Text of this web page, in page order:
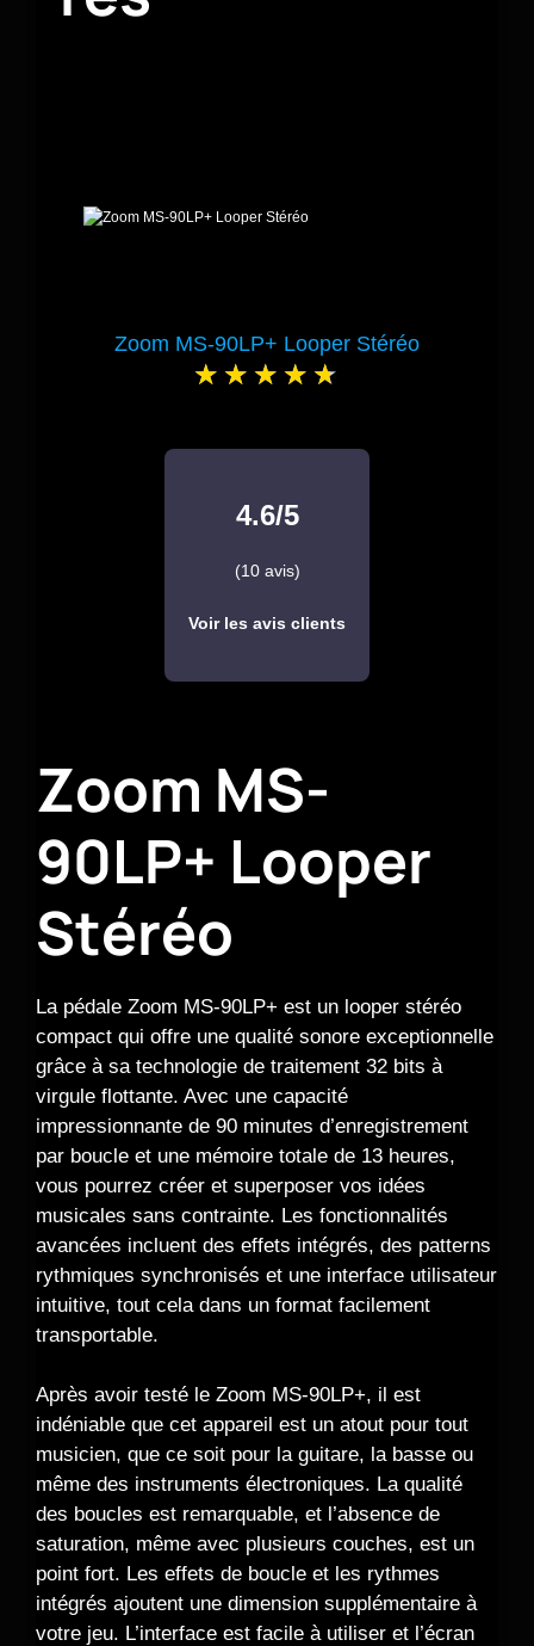
Zoom MS-90LP+ Looper Stéréo
4.6/5
(10 avis)
Voir les avis clients
Zoom MS-
90LP+ Looper
Stéréo
La pédale Zoom MS-90LP+ est un looper stéréo
compact qui offre une qualité sonore exceptionnelle
grâce à sa technologie de traitement 32 bits à
virgule flottante. Avec une capacité
impressionnante de 90 minutes d’enregistrement
par boucle et une mémoire totale de 13 heures,
vous pourrez créer et superposer vos idées
musicales sans contrainte. Les fonctionnalités
avancées incluent des effets intégrés, des patterns
rythmiques synchronisés et une interface utilisateur
intuitive, tout cela dans un format facilement
transportable.
Après avoir testé le Zoom MS-90LP+, il est
indéniable que cet appareil est un atout pour tout
musicien, que ce soit pour la guitare, la basse ou
même des instruments électroniques. La qualité
des boucles est remarquable, et l’absence de
saturation, même avec plusieurs couches, est un
point fort. Les effets de boucle et les rythmes
intégrés ajoutent une dimension supplémentaire à
votre jeu. L’interface est facile à utiliser et l’écran